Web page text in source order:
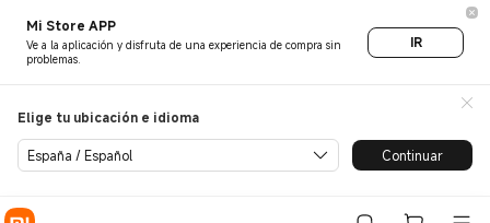
Mi Store APP
Ve a la aplicación y disfruta de una experiencia de compra sin
problemas.
IR
Elige tu ubicación e idioma
España / Español Continuar